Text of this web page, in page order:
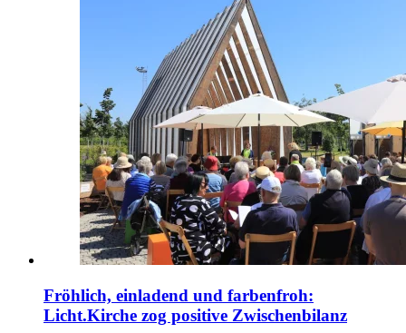
Fröhlich, einladend und farbenfroh:
Licht.Kirche zog positive Zwischenbilanz